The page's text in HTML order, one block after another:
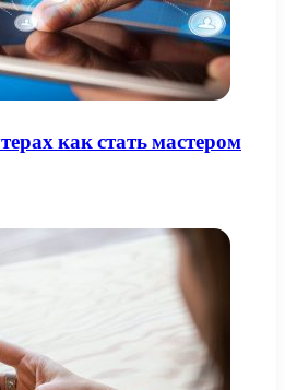
как стать мастером